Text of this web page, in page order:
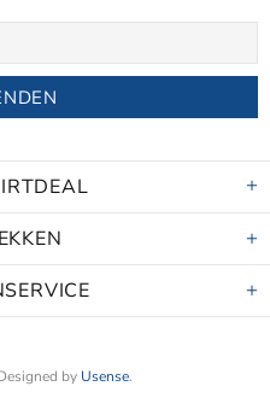
by Usense.